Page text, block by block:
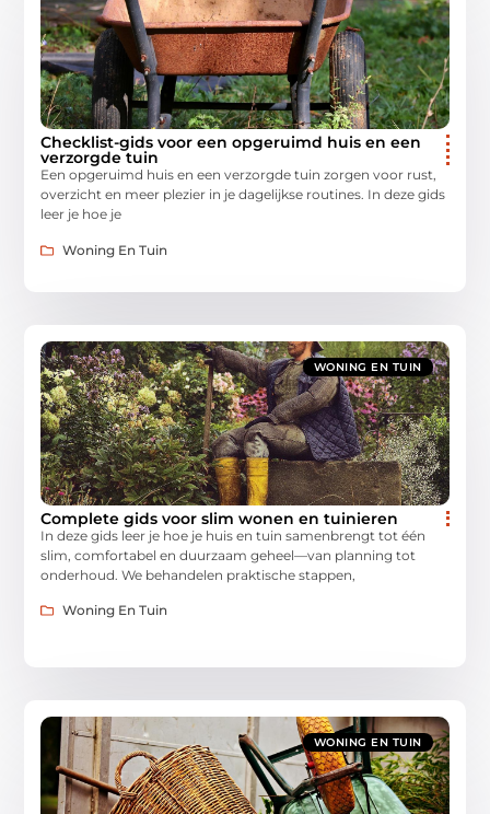
Checklist-gids voor een opgeruimd huis en een
verzorgde tuin
Een opgeruimd huis en een verzorgde tuin zorgen voor rust,
overzicht en meer plezier in je dagelijkse routines. In deze gids
leer je hoe je
Woning En Tuin
WONING EN TUIN
Complete gids voor slim wonen en tuinieren
In deze gids leer je hoe je huis en tuin samenbrengt tot één
slim, comfortabel en duurzaam geheel—van planning tot
onderhoud. We behandelen praktische stappen,
Woning En Tuin
WONING EN TUIN